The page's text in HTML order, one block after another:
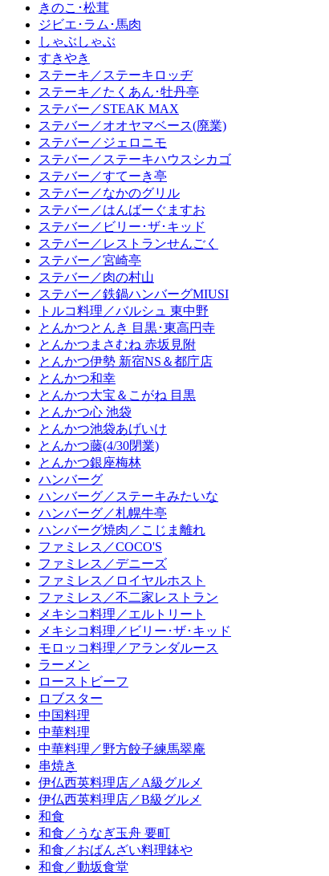
きのこ･松茸
ジビエ･ラム･馬肉
しゃぶしゃぶ
すきやき
ステーキ／ステーキロッヂ
ステーキ／たくあん･牡丹亭
ステバー／STEAK MAX
ステバー／オオヤマベース(廃業)
ステバー／ジェロニモ
ステバー／ステーキハウスシカゴ
ステバー／すてーき亭
ステバー／なかのグリル
ステバー／はんばーぐますお
ステバー／ビリー･ザ･キッド
ステバー／レストランせんごく
ステバー／宮崎亭
ステバー／肉の村山
ステバー／鉄鍋ハンバーグMIUSI
トルコ料理／バルシュ 東中野
とんかつとんき 目黒･東高円寺
とんかつまさむね 赤坂見附
とんかつ伊勢 新宿NS＆都庁店
とんかつ和幸
とんかつ大宝＆こがね 目黒
とんかつ心 池袋
とんかつ池袋あげいけ
とんかつ藤(4/30閉業)
とんかつ銀座梅林
ハンバーグ
ハンバーグ／ステーキみたいな
ハンバーグ／札幌牛亭
ハンバーグ焼肉／こじま離れ
ファミレス／COCO'S
ファミレス／デニーズ
ファミレス／ロイヤルホスト
ファミレス／不二家レストラン
メキシコ料理／エルトリート
メキシコ料理／ビリー･ザ･キッド
モロッコ料理／アランダルース
ラーメン
ローストビーフ
ロブスター
中国料理
中華料理
中華料理／野方餃子練馬翠庵
串焼き
伊仏西英料理店／A級グルメ
伊仏西英料理店／B級グルメ
和食
和食／うなぎ玉舟 要町
和食／おばんざい料理鉢や
和食／動坂食堂